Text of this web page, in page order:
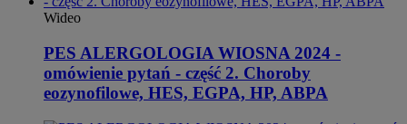
Wideo
PES ALERGOLOGIA WIOSNA 2024 -
omówienie pytań - część 2. Choroby
eozynofilowe, HES, EGPA, HP, ABPA